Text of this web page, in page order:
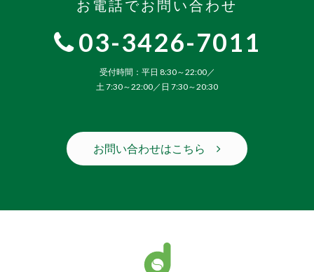
お電話でお問い合わせ
03-3426-7011
受付時間：平日 8:30～22:00／
土 7:30～22:00／日 7:30～20:30
お問い合わせはこちら